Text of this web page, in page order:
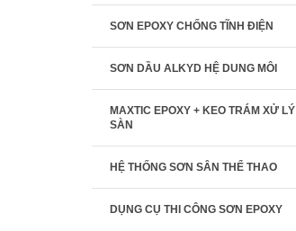
SƠN EPOXY CHỐNG TĨNH ĐIỆN
SƠN DẦU ALKYD HỆ DUNG MÔI
MAXTIC EPOXY + KEO TRÁM XỬ LÝ
SÀN
HỆ THỐNG SƠN SÂN THỂ THAO
DỤNG CỤ THI CÔNG SƠN EPOXY